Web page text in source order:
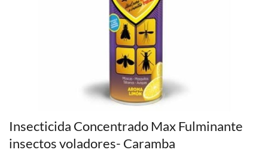
Insecticida Concentrado Max Fulminante
insectos voladores- Caramba